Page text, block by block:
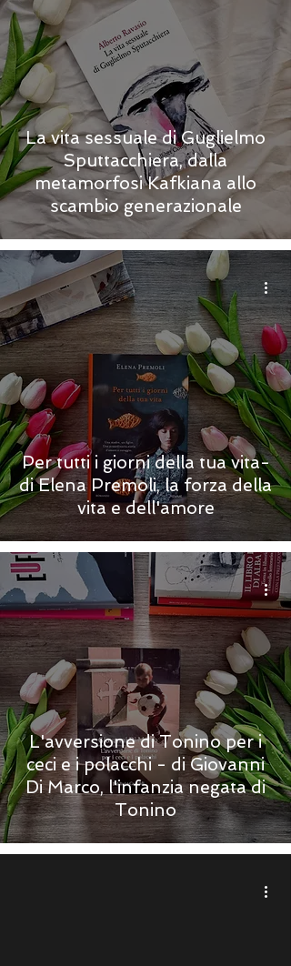
La vita sessuale di Guglielmo
Sputtacchiera, dalla
metamorfosi Kafkiana allo
scambio generazionale
Per tutti i giorni della tua vita-
di Elena Premoli, la forza della
vita e dell'amore
L'avversione di Tonino per i
ceci e i polacchi - di Giovanni
Di Marco, l'infanzia negata di
Tonino